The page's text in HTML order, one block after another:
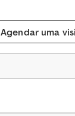
Agendar uma